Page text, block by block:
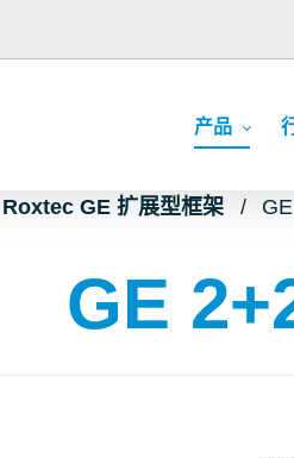
产品
Roxtec GE 扩展型框架
GE